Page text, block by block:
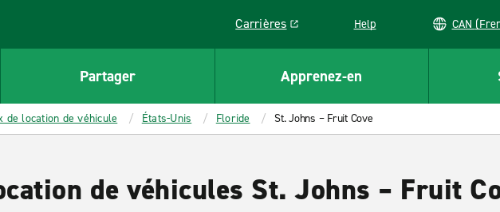
Carrières
Link opens in a new window
Help CAN
Partager Apprenez-en
de location de véhicule États-Unis Floride St. Johns – Fruit Cove
de véhicules St. Johns – Fruit